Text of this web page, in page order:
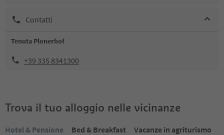
Contatti
Tenuta Plonerhof
+39 335 8341300
Trova il tuo alloggio nelle vicinanze
Hotel & Pensione Bed & Breakfast
Vacanze in agriturismo